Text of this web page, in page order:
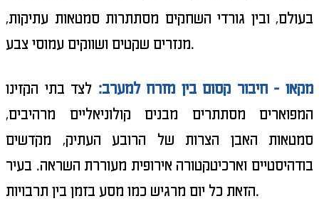
בעולם, ובין גורדי השחקים מסתתרות סמטאות עתיקות,
מנזרים שקטים ושווקים עמוסי צבע.
מקאו - חיבור קסום בין מזרח למערב: לצד בתי הקזינו
המפוארים מסתתרים מבנים קולוניאליים מרהיבים,
סמטאות האבן הצרות של הרובע העתיק, מקדשים
בודהיסטיים וארכיטקטורה אירופית מעוררת השראה. בעיר
הזאת כל יום מרגיש כמו מסע בזמן בין תרבויות.